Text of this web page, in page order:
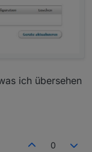
ich übersehen
0